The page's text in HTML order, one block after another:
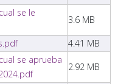
se le
3.6 MB
4.41 MB
se aprueba
2.92 MB